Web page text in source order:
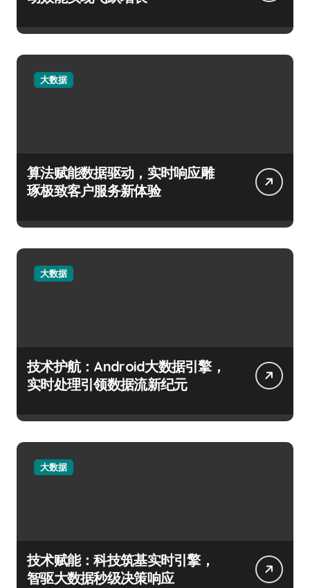
大数据
算法赋能数据驱动，实时响应雕
琢极致客户服务新体验
大数据
技术护航：Android大数据引擎，
实时处理引领数据流新纪元
大数据
技术赋能：科技筑基实时引擎，
智驱大数据秒级决策响应